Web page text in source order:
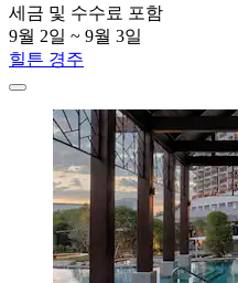
세금 및 수수료 포함
9월 2일 ~ 9월 3일
힐튼 경주